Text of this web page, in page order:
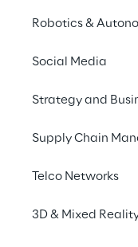
Robotics &
Social Media
Strategy and
Supply Chain
Telco Networks
3D & Mixed
Suite, die einen
Execution-
und
Lea Reply